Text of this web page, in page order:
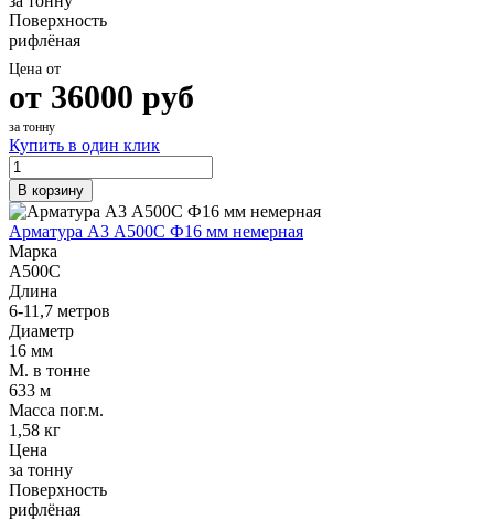
Поверхность
рифлёная
Цена от
от 36000 руб
за тонну
Купить в один клик
В корзину
Арматура А3 А500С Ф16 мм немерная
Марка
А500С
Длина
6-11,7 метров
Диаметр
16 мм
М. в тонне
633 м
Масса пог.м.
1,58 кг
Цена
за тонну
Поверхность
рифлёная